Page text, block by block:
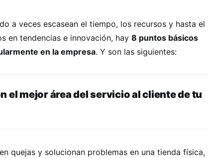
a veces escasean el tiempo, los recursos y hasta el
en tendencias e innovación, hay 8 puntos básicos
en la empresa. Y son las siguientes:
el mejor área del servicio al cliente de tu
quejas y solucionan problemas en una tienda física,